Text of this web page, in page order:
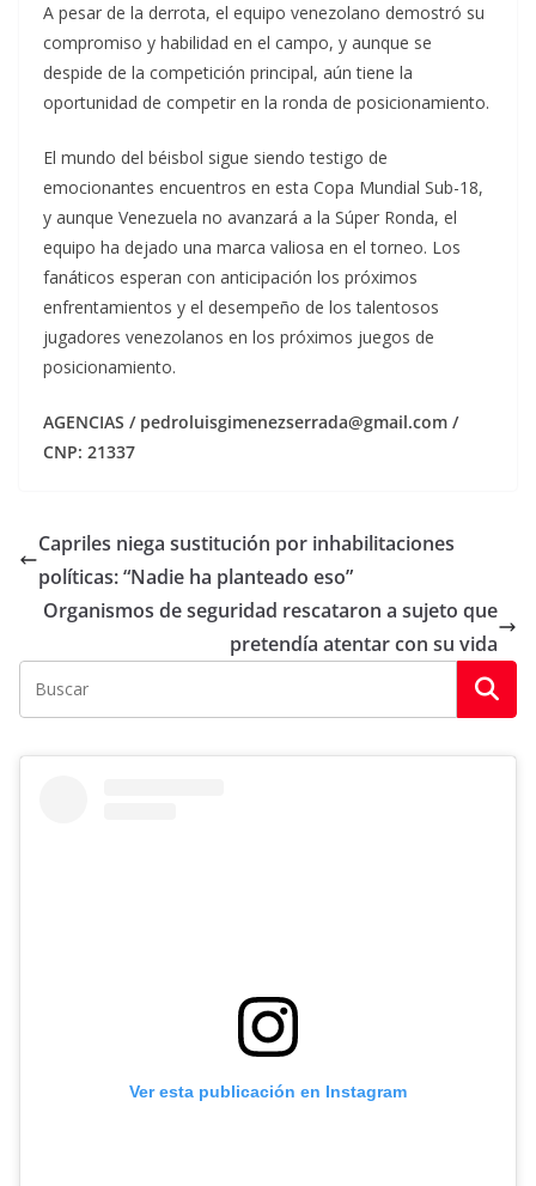
A pesar de la derrota, el equipo venezolano demostró su
compromiso y habilidad en el campo, y aunque se
despide de la competición principal, aún tiene la
oportunidad de competir en la ronda de posicionamiento.
El mundo del béisbol sigue siendo testigo de
emocionantes encuentros en esta Copa Mundial Sub-18,
y aunque Venezuela no avanzará a la Súper Ronda, el
equipo ha dejado una marca valiosa en el torneo. Los
fanáticos esperan con anticipación los próximos
enfrentamientos y el desempeño de los talentosos
jugadores venezolanos en los próximos juegos de
posicionamiento.
AGENCIAS / pedroluisgimenezserrada@gmail.com /
CNP: 21337
Capriles niega sustitución por inhabilitaciones
políticas: “Nadie ha planteado eso”
Organismos de seguridad rescataron a sujeto que
pretendía atentar con su vida
Ver esta publicación en Instagram